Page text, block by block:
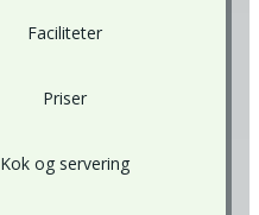
Faciliteter
Priser
Kok og servering